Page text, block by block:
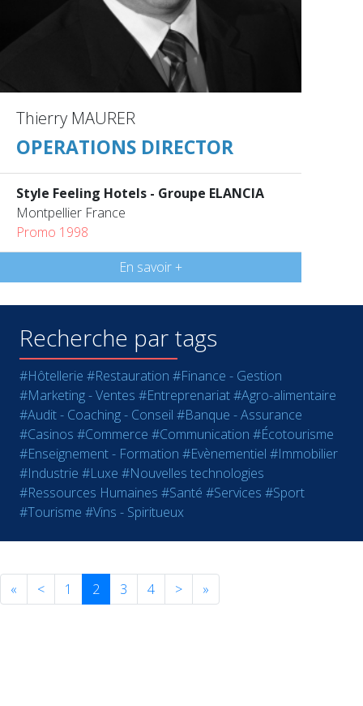
Thierry MAURER
OPERATIONS DIRECTOR
Style Feeling Hotels - Groupe ELANCIA
Montpellier France
Promo 1998
En savoir +
Recherche par tags
#Hôtellerie #Restauration #Finance - Gestion
#Marketing - Ventes #Entreprenariat#Agro-alimentaire
#Audit - Coaching - Conseil #Banque - Assurance
#Casinos #Commerce #Communication #Écotourisme
#Enseignement - Formation #Evènementiel #Immobilier
#Industrie #Luxe #Nouvelles technologies
#Ressources Humaines #Santé #Services #Sport
#Tourisme #Vins - Spiritueux
« < 1 2 3 4 > »